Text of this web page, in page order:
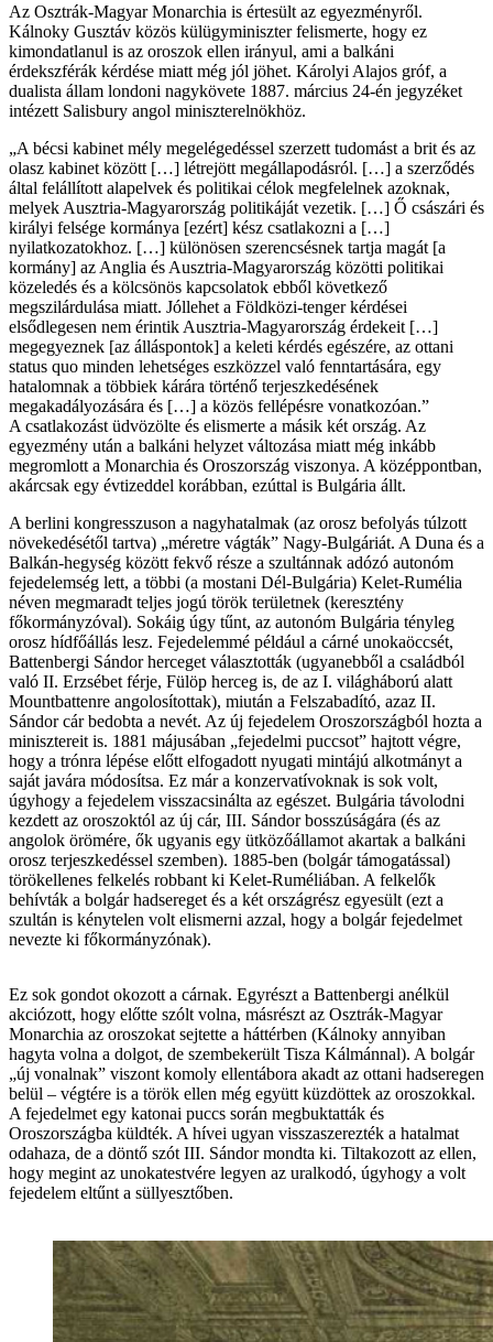
Az Osztrák-Magyar Monarchia is értesült az egyezményről.
Kálnoky Gusztáv közös külügyminiszter felismerte, hogy ez
kimondatlanul is az oroszok ellen irányul, ami a balkáni
érdekszférák kérdése miatt még jól jöhet. Károlyi Alajos gróf, a
dualista állam londoni nagykövete 1887. március 24-én jegyzéket
intézett Salisbury angol miniszterelnökhöz.
„A bécsi kabinet mély megelégedéssel szerzett tudomást a brit és az
olasz kabinet között […] létrejött megállapodásról. […] a szerződés
által felállított alapelvek és politikai célok megfelelnek azoknak,
melyek Ausztria-Magyarország politikáját vezetik. […] Ő császári és
királyi felsége kormánya [ezért] kész csatlakozni a […]
nyilatkozatokhoz. […] különösen szerencsésnek tartja magát [a
kormány] az Anglia és Ausztria-Magyarország közötti politikai
közeledés és a kölcsönös kapcsolatok ebből következő
megszilárdulása miatt. Jóllehet a Földközi-tenger kérdései
elsődlegesen nem érintik Ausztria-Magyarország érdekeit […]
megegyeznek [az álláspontok] a keleti kérdés egészére, az ottani
status quo minden lehetséges eszközzel való fenntartására, egy
hatalomnak a többiek kárára történő terjeszkedésének
megakadályozására és […] a közös fellépésre vonatkozóan.”
A csatlakozást üdvözölte és elismerte a másik két ország. Az
egyezmény után a balkáni helyzet változása miatt még inkább
megromlott a Monarchia és Oroszország viszonya. A középpontban,
akárcsak egy évtizeddel korábban, ezúttal is Bulgária állt.
A berlini kongresszuson a nagyhatalmak (az orosz befolyás túlzott
növekedésétől tartva) „méretre vágták” Nagy-Bulgáriát. A Duna és a
Balkán-hegység között fekvő része a szultánnak adózó autonóm
fejedelemség lett, a többi (a mostani Dél-Bulgária) Kelet-Rumélia
néven megmaradt teljes jogú török területnek (keresztény
főkormányzóval). Sokáig úgy tűnt, az autonóm Bulgária tényleg
orosz hídfőállás lesz. Fejedelemmé például a cárné unokaöccsét,
Battenbergi Sándor herceget választották (ugyanebből a családból
való II. Erzsébet férje, Fülöp herceg is, de az I. világháború alatt
Mountbattenre angolosítottak), miután a Felszabadító, azaz II.
Sándor cár bedobta a nevét. Az új fejedelem Oroszországból hozta a
minisztereit is. 1881 májusában „fejedelmi puccsot” hajtott végre,
hogy a trónra lépése előtt elfogadott nyugati mintájú alkotmányt a
saját javára módosítsa. Ez már a konzervatívoknak is sok volt,
úgyhogy a fejedelem visszacsinálta az egészet. Bulgária távolodni
kezdett az oroszoktól az új cár, III. Sándor bosszúságára (és az
angolok örömére, ők ugyanis egy ütközőállamot akartak a balkáni
orosz terjeszkedéssel szemben). 1885-ben (bolgár támogatással)
törökellenes felkelés robbant ki Kelet-Ruméliában. A felkelők
behívták a bolgár hadsereget és a két országrész egyesült (ezt a
szultán is kénytelen volt elismerni azzal, hogy a bolgár fejedelmet
nevezte ki főkormányzónak).
Ez sok gondot okozott a cárnak. Egyrészt a Battenbergi anélkül
akciózott, hogy előtte szólt volna, másrészt az Osztrák-Magyar
Monarchia az oroszokat sejtette a háttérben (Kálnoky annyiban
hagyta volna a dolgot, de szembekerült Tisza Kálmánnal). A bolgár
„új vonalnak” viszont komoly ellentábora akadt az ottani hadseregen
belül – végtére is a török ellen még együtt küzdöttek az oroszokkal.
A fejedelmet egy katonai puccs során megbuktatták és
Oroszországba küldték. A hívei ugyan visszaszerezték a hatalmat
odahaza, de a döntő szót III. Sándor mondta ki. Tiltakozott az ellen,
hogy megint az unokatestvére legyen az uralkodó, úgyhogy a volt
fejedelem eltűnt a süllyesztőben.